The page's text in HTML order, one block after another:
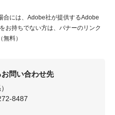
合には、Adobe社が提供するAdobe
お持ちでない方は、バナーのリンク
料）
問い合わせ先
8487